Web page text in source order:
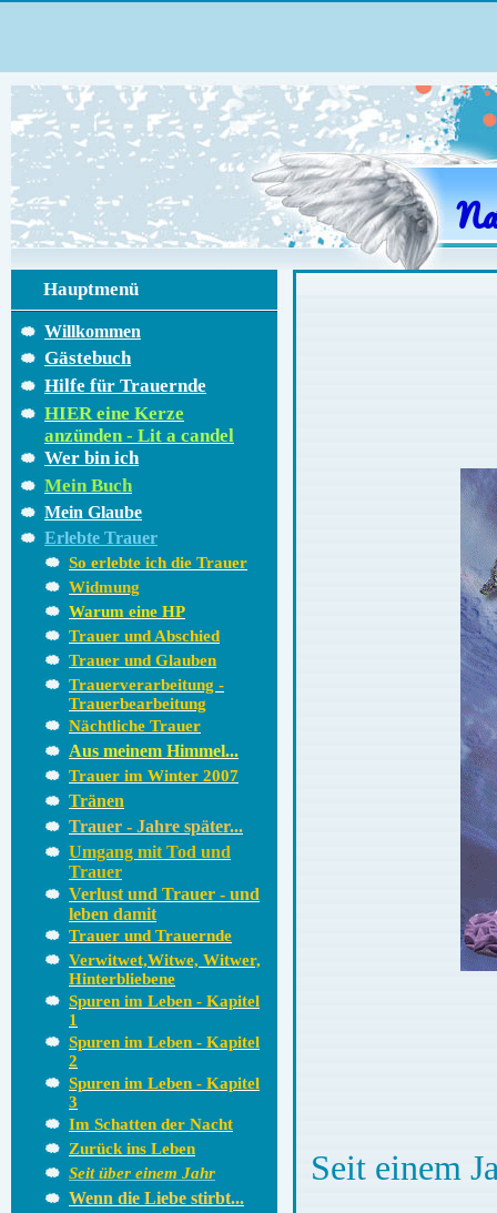
Hauptmenü
Willkommen
Gästebuch
Hilfe für Trauernde
HIER eine Kerze
anzünden - Lit a candel
Wer bin ich
Mein Buch
Mein Glaube
Erlebte Trauer
So erlebte ich die Trauer
Widmung
Warum eine HP
Trauer und Abschied
Trauer und Glauben
Trauerverarbeitung -
Trauerbearbeitung
Nächtliche Trauer
Aus meinem Himmel...
Trauer im Winter 2007
Tränen
Trauer - Jahre später...
Umgang mit Tod und
Trauer
Verlust und Trauer - und
leben damit
Trauer und Trauernde
Verwitwet,Witwe, Witwer,
Hinterbliebene
Spuren im Leben - Kapitel
1
Spuren im Leben - Kapitel
2
Spuren im Leben - Kapitel
3
Im Schatten der Nacht
Zurück ins Leben
Seit über einem Jahr
Wenn die Liebe stirbt...
Seit einem